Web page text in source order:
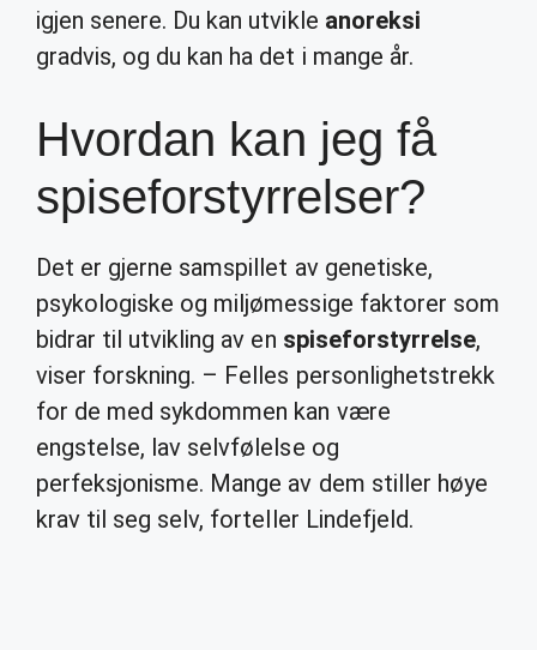
igjen senere. Du kan utvikle anoreksi
gradvis, og du kan ha det i mange år.
Hvordan kan jeg få
spiseforstyrrelser?
Det er gjerne samspillet av genetiske,
psykologiske og miljømessige faktorer som
bidrar til utvikling av en spiseforstyrrelse,
viser forskning. – Felles personlighetstrekk
for de med sykdommen kan være
engstelse, lav selvfølelse og
perfeksjonisme. Mange av dem stiller høye
krav til seg selv, forteller Lindefjeld.